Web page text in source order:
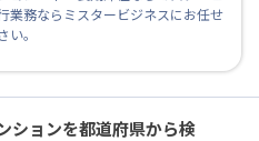
務ならミスタービジネスにお任せ
い。
ションを都道府県から検